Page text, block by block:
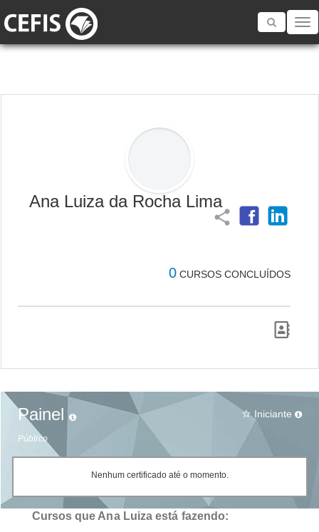
Toggle
Ana Luiza da Rocha Lima
share
0 CURSOS CONCLUÍDOS
Painel
Público
star_border Iniciante
Nenhum certificado até o momento.
Cursos que Ana Luiza está fazendo: